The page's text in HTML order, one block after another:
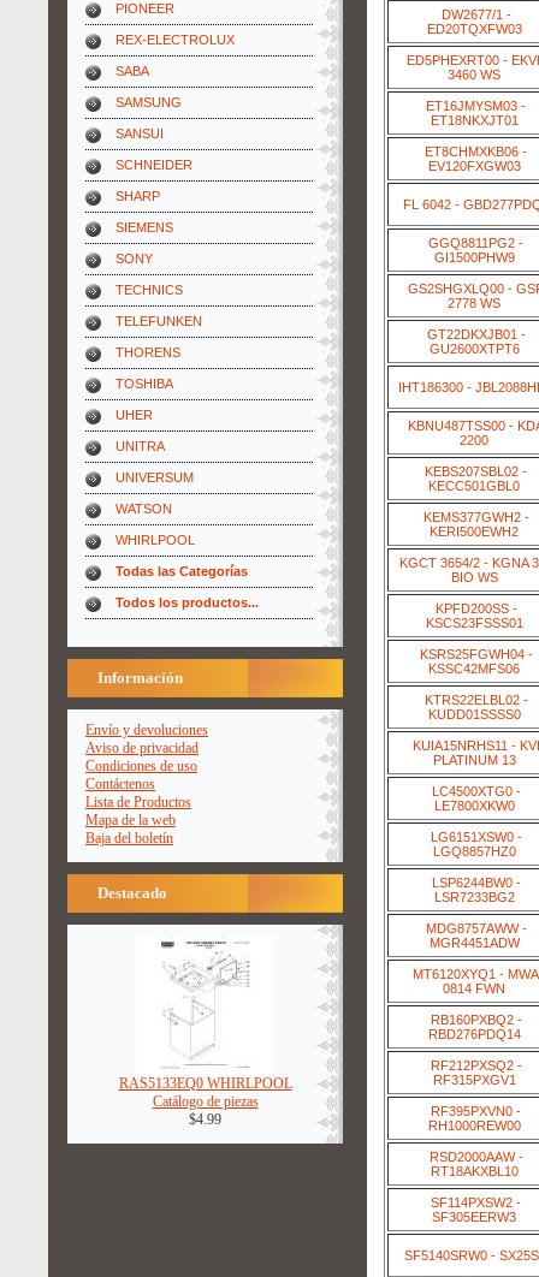
PIONEER
REX-ELECTROLUX
SABA
SAMSUNG
SANSUI
SCHNEIDER
SHARP
SIEMENS
SONY
TECHNICS
TELEFUNKEN
THORENS
TOSHIBA
UHER
UNITRA
UNIVERSUM
WATSON
WHIRLPOOL
Todas las Categorías
Todos los productos...
Información
Envío y devoluciones
Aviso de privacidad
Condiciones de uso
Contáctenos
Lista de Productos
Mapa de la web
Baja del boletín
Destacado
RAS5133EQ0 WHIRLPOOL
Catálogo de piezas
$4.99
DW2677/1 -
ED20TQXFW03
ED5PHEXRT00 -
3460 WS
ET16JMYSM03 -
ET18NKXJT01
ET8CHMXKB06 -
EV120FXGW03
FL 6042 -
GGQ8811PG2 -
GI1500PHW9
GS2SHGXLQ00 -
2778 WS
GT22DKXJB01 -
GU2600XTPT6
IHT186300 -
KBNU487TSS00 -
2200
KEBS207SBL02 -
KECC501GBL0
KEMS377GWH2 -
KERI500EWH2
KGCT 3654/2 - KGNA
BIO WS
KPFD200SS -
KSCS23FSSS01
KSRS25FGWH04 -
KSSC42MFS06
KTRS22ELBL02 -
KUDD01SSSS0
KUIA15NRHS11 - KVI
PLATINUM 13
LC4500XTG0 -
LE7800XKW0
LG6151XSW0 -
LGQ8857HZ0
LSP6244BW0 -
LSR7233BG2
MDG8757AWW -
MGR4451ADW
MT6120XYQ1 - MWA
0814 FWN
RB160PXBQ2 -
RBD276PDQ14
RF212PXSQ2 -
RF315PXGV1
RF395PXVN0 -
RH1000REW00
RSD2000AAW -
RT18AKXBL10
SF114PXSW2 -
SF305EERW3
SF5140SRW0 -